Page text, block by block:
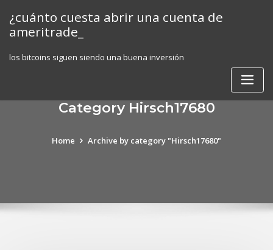
content
¿cuánto cuesta abrir una cuenta de
ameritrade_
los bitcoins siguen siendo una buena inversión
Category Hirsch17680
Home Archive by category "Hirsch17680"